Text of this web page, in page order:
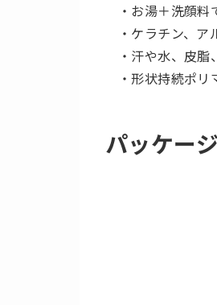
・お湯＋洗顔料
・ケラチン、
・汗や水、皮
・形状持続ポ
パッケージ